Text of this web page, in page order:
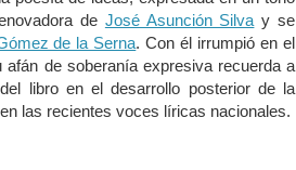
de José Asunción Silva y se
de la Serna. Con él irrumpió en el
de soberanía expresiva recuerda a
libro en el desarrollo posterior de la
las recientes voces líricas nacionales.